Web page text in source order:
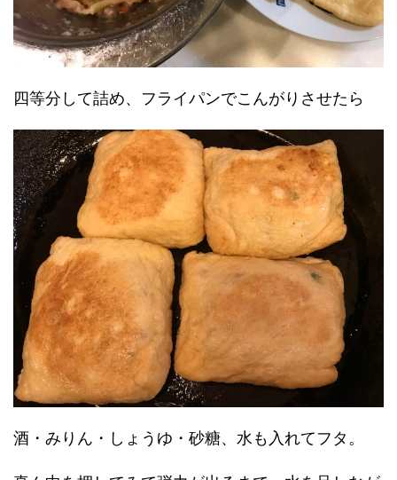
四等分して詰め、フライパンでこんがりさせたら
酒・みりん・しょうゆ・砂糖、水も入れてフタ。